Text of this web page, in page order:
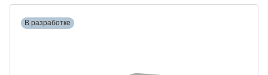
В разработке